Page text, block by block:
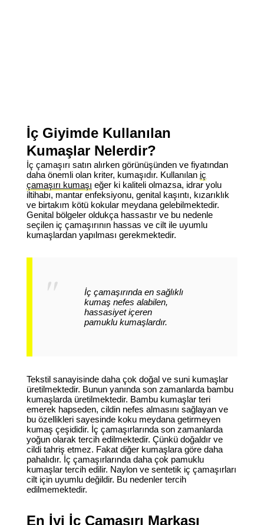
İç Giyimde Kullanılan
Kumaşlar Nelerdir?
İç çamaşırı satın alırken görünüşünden ve fiyatından
daha önemli olan kriter, kumaşıdır. Kullanılan iç
çamaşırı kumaşı eğer ki kaliteli olmazsa, idrar yolu
iltihabı, mantar enfeksiyonu, genital kaşıntı, kızarıklık
ve birtakım kötü kokular meydana gelebilmektedir.
Genital bölgeler oldukça hassastır ve bu nedenle
seçilen iç çamaşırının hassas ve cilt ile uyumlu
kumaşlardan yapılması gerekmektedir.
İç çamaşırında en sağlıklı
kumaş nefes alabilen,
hassasiyet içeren
pamuklu kumaşlardır.
Tekstil sanayisinde daha çok doğal ve suni kumaşlar
üretilmektedir. Bunun yanında son zamanlarda bambu
kumaşlarda üretilmektedir. Bambu kumaşlar teri
emerek hapseden, cildin nefes almasını sağlayan ve
bu özellikleri sayesinde koku meydana getirmeyen
kumaş çeşididir. İç çamaşırlarında son zamanlarda
yoğun olarak tercih edilmektedir. Çünkü doğaldır ve
cildi tahriş etmez. Fakat diğer kumaşlara göre daha
pahalıdır. İç çamaşırlarında daha çok pamuklu
kumaşlar tercih edilir. Naylon ve sentetik iç çamaşırları
cilt için uyumlu değildir. Bu nedenler tercih
edilmemektedir.
En İyi İç Çamaşırı Markası